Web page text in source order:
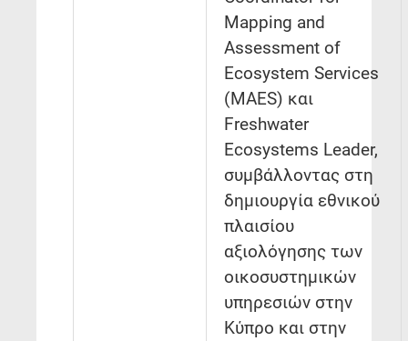
Mapping and
Assessment of
Ecosystem Services
(MAES) και
Freshwater
Ecosystems Leader,
συμβάλλοντας στη
δημιουργία εθνικού
πλαισίου
αξιολόγησης των
οικοσυστημικών
υπηρεσιών στην
Κύπρο και στην